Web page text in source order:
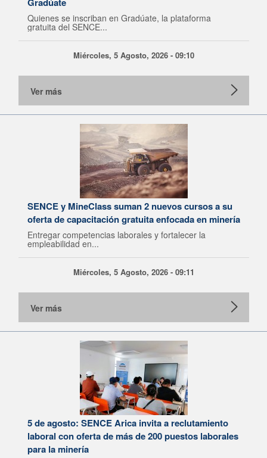
Quienes se inscriban en Gradúate, la plataforma
gratuita del SENCE...
Miércoles, 5 Agosto, 2026 - 09:10
Ver más
SENCE y MineClass suman 2 nuevos cursos a su
oferta de capacitación gratuita enfocada en minería
Entregar competencias laborales y fortalecer la
empleabilidad en...
Miércoles, 5 Agosto, 2026 - 09:11
Ver más
5 de agosto: SENCE Arica invita a reclutamiento
laboral con oferta de más de 200 puestos laborales
para la minería